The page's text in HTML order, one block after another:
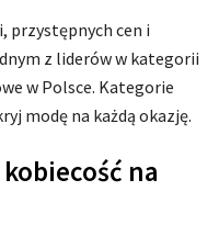
przystępnych cen i
z liderów w kategorii
w Polsce. Kategorie
modę na każdą okazję.
na